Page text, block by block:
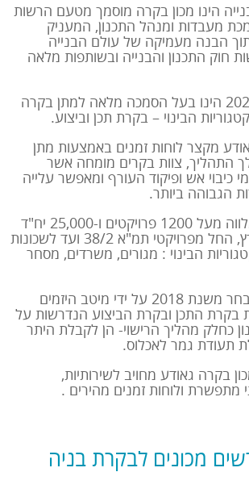
הינו מכון בקרה מוסמך מטעם הרשות
מעבדות ומנהל התכנון, המעניק
הבנה מעמיקה של עולם הבנייה
חוק התכנון והבנייה ובשותפות מלאה
החל מינואר 2026 הינו בעל הסמכה מלאה למתן בקרה
הבינוי – בקרת תכן וביצוע.
מקצר לוחות זמנים באמצעות מתן
התהליך, צוות בקרים מומחה אשר
כיבוי אש ופיקוד העורף ומאפשר עלייה
הגבוהה ביותר.
מכון הבקרה מלווה מעל 1200 פרויקטים ו-25,000 יח"ד
בכל רחבי הארץ, החל מפרויקטי תמ"א 38/2 ועד לשכונות
הבינוי : מגורים, משרדים, מסחר
מכון הבקרה נבחר משנת 2018 על ידי מיטב היזמים
בקרת התכן ובקרת הביצוע הנדרשות על
כחלק מהליך הרישוי- הן לקבלת היתר
תעודת גמר לאכלוס.
בקרה גאודע מחויב לשירותיות,
מתפשרת ולוחות זמנים מהירים .
מכונים לבקרת בניה